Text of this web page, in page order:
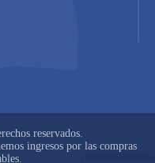
reservados.
ingresos por las compras